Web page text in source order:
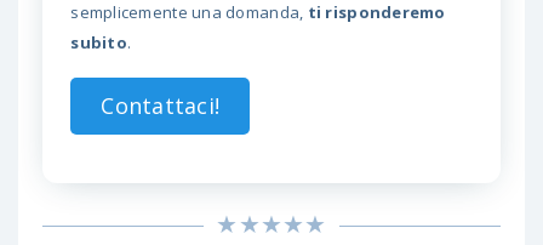
semplicemente una domanda, ti risponderemo
subito.
Contattaci!